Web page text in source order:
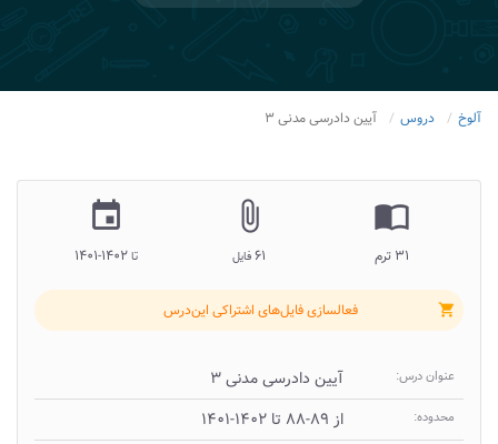
آلوخ دروس آیین دادرسی مدنی ۳
import_contacts
۳۱ ترم
attach_file
۶۱فایل
insert_invitation
تا۱۴۰۲-۱۴۰۱
shopping_cart فعالسازی فایل‌های اشتراکی این‌درس
عنوان درس: آیین دادرسی مدنی ۳
محدوده: از ۸۹-۸۸ تا ۱۴۰۲-۱۴۰۱